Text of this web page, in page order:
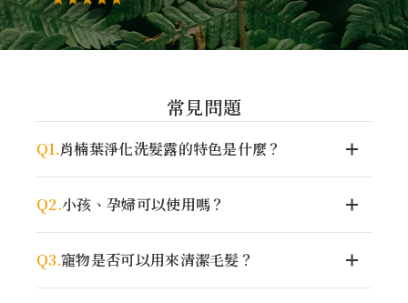
常見問題
Q1.肖楠葉淨化洗髮露的特色是什麼？
Q2.小孩、孕婦可以使用嗎？
Q3.寵物是否可以用來清潔毛髮？